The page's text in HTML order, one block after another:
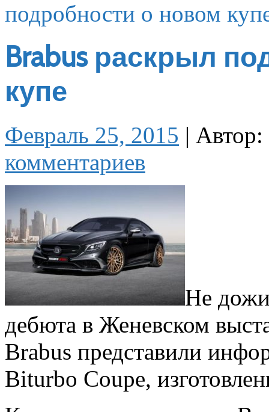
подробности о новом
Brabus раскрыл
купе
Февраль 25, 2015 | Автор:
комментариев
Не
дебюта в Женевском
Brabus представили
Biturbo Coupe,